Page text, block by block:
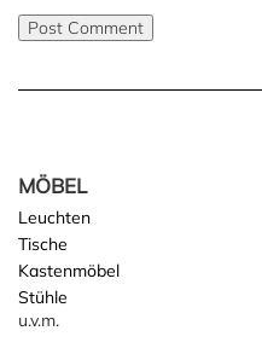
MÖBEL
Leuchten
Tische
Kastenmöbel
Stühle
u.v.m.